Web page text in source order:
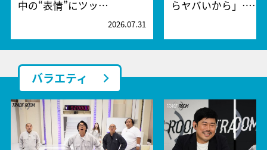
中の“表情”にツッ…
2026.07.31
らヤバいから」……
バラエティ